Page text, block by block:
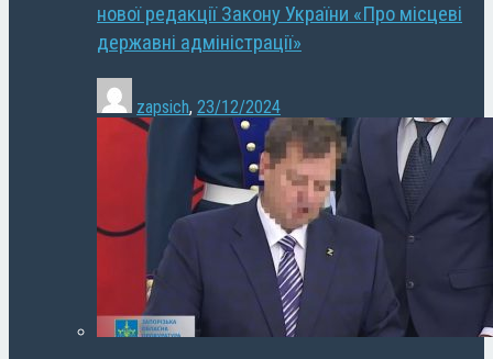
нової редакції Закону України «Про місцеві
державні адміністрації»
zapsich, 23/12/2024